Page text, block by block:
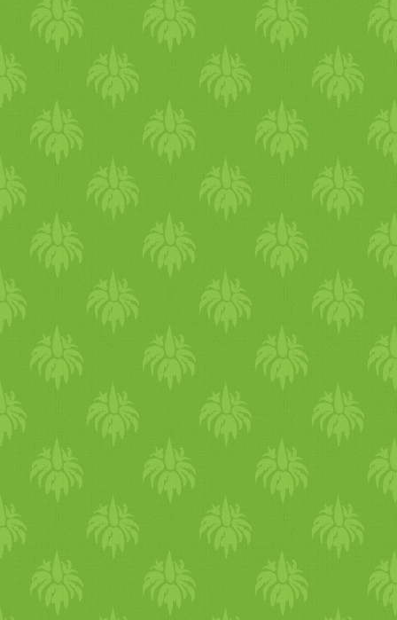
süteménytaszalt gyümölcs
hangulatod megőrzése
filmeket, thrillereket,
depressziós filmeket.
filmeket. A téli
folyamán készített fotókat
napsütötte hegytetőket,
visszaidézzétek az
praktikák Télen érdemes
mert a
hidegben csökken a
betegség
elkerülésére
lélegezz, mert a
hideg
Érdemes az